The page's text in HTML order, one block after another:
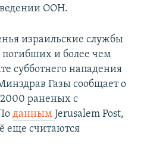
ООН.
израильские службы
погибших и более чем
субботнего нападения
Газы сообщает о
раненых с
данным Jerusalem Post,
еще считаются